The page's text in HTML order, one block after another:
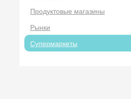
Продуктовые магазины
Рынки
Супермаркеты